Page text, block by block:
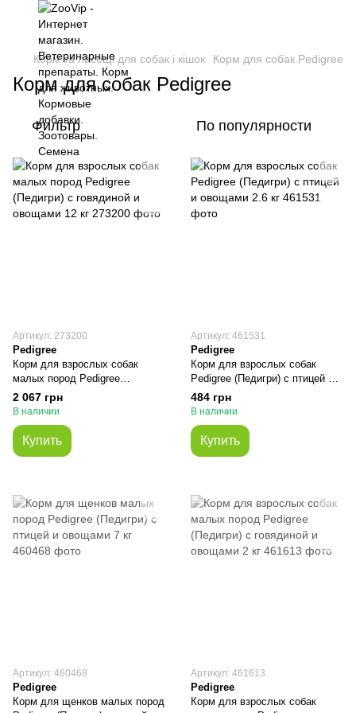
Корм та ласощі для собак і кішок Корм для собак Pedigree
Корм для собак Pedigree
Фильтр По популярности
Артикул: 273200
Pedigree
Корм для взрослых собак
малых пород Pedigree
(Педигри) с говядиной и
овощами 12 кг
2 067 грн
В наличии
Купить
Артикул: 461531
Pedigree
Корм для взрослых собак
Pedigree (Педигри) с птицей и
овощами 2.6 кг
484 грн
В наличии
Купить
Артикул: 460468
Pedigree
Корм для щенков малых пород
Артикул: 461613
Pedigree
Корм для взрослых собак